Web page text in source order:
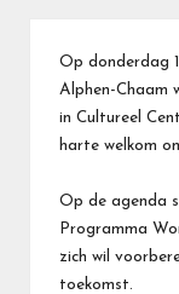
Op donderdag
Alphen-Chaam
in Cultureel
harte welkom
Op de agenda
Programma
zich wil
toekomst.